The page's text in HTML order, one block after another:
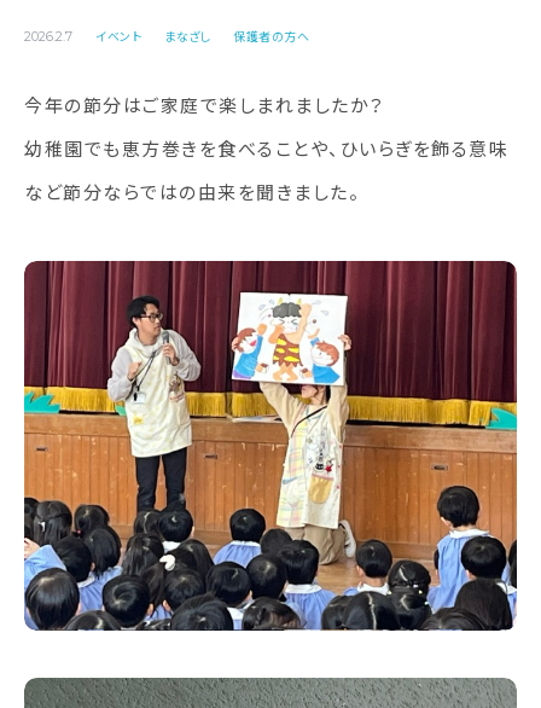
2026.2.7 イベント まなざし 保護者の方へ
今年の節分はご家庭で楽しまれましたか？
幼稚園でも恵方巻きを食べることや、ひいらぎを飾る意味
など節分ならではの由来を聞きました。